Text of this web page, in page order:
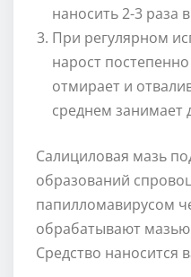
наносить 2-3 раза
При регулярном
нарост
отмирает и
среднем занимает
Салициловая мазь
образований
папилломавирусом
обрабатывают
Средство наносится